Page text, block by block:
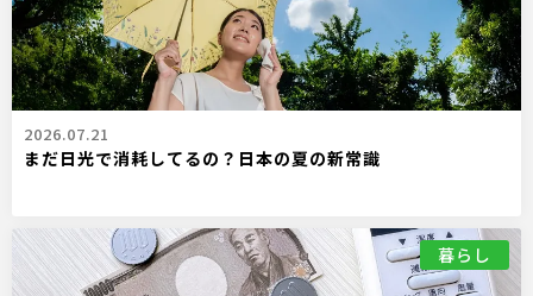
2026.07.21
まだ日光で消耗してるの？日本の夏の新常識
暮らし